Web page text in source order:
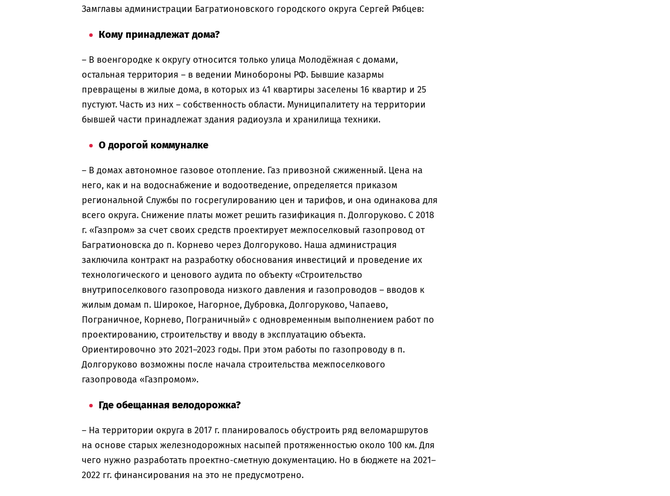
Замглавы администрации Багратионовского городского округа Сергей Рябцев:
Кому принадлежат дома?
– В военгородке к округу относится только улица Молодёжная с домами,
остальная территория – в ведении Минобороны РФ. Бывшие казармы
превращены в жилые дома, в которых из 41 квартиры заселены 16 квартир и 25
пустуют. Часть из них – собственность области. Муниципалитету на территории
бывшей части принадлежат здания радиоузла и хранилища техники.
О дорогой коммуналке
– В домах автономное газовое отопление. Газ привозной сжиженный. Цена на
него, как и на водоснабжение и водоотведение, определяется приказом
региональной Службы по госрегулированию цен и тарифов, и она одинакова для
всего округа. Снижение платы может решить газификация п. Долгоруково. С 2018
г. «Газпром» за счет своих средств проектирует межпоселковый газопровод от
Багратионовска до п. Корнево через Долгоруково. Наша администрация
заключила контракт на разработку обоснования инвестиций и проведение их
технологического и ценового аудита по объекту «Строительство
внутрипоселкового газопровода низкого давления и газопроводов – вводов к
жилым домам п. Широкое, Нагорное, Дубровка, Долгоруково, Чапаево,
Пограничное, Корнево, Пограничный» с одновременным выполнением работ по
проектированию, строительству и вводу в эксплуатацию объекта.
Ориентировочно это 2021–2023 годы. При этом работы по газопроводу в п.
Долгоруково возможны после начала строительства межпоселкового
газопровода «Газпромом».
Где обещанная велодорожка?
– На территории округа в 2017 г. планировалось обустроить ряд веломаршрутов
на основе старых железнодорожных насыпей протяженностью около 100 км. Для
чего нужно разработать проектно-сметную документацию. Но в бюджете на 2021–
2022 гг. финансирования на это не предусмотрено.